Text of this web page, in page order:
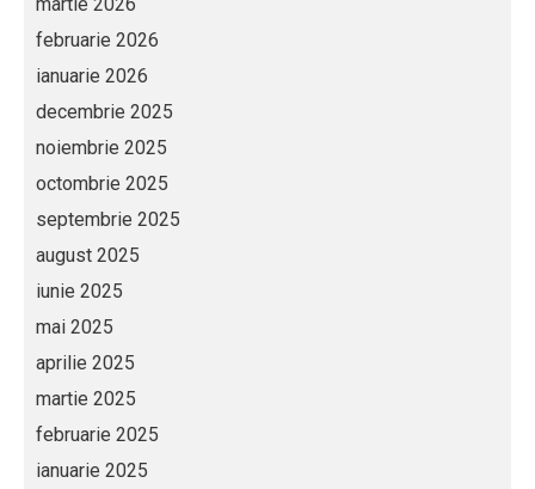
februarie 2026
ianuarie 2026
decembrie 2025
noiembrie 2025
octombrie 2025
septembrie 2025
august 2025
iunie 2025
mai 2025
aprilie 2025
martie 2025
februarie 2025
ianuarie 2025